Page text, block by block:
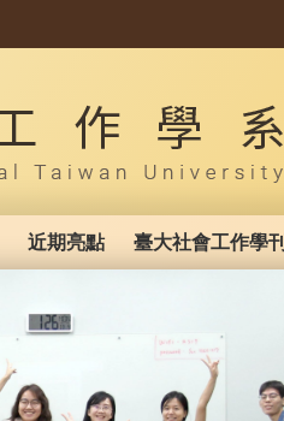
近期亮點 臺大社會工作學刊